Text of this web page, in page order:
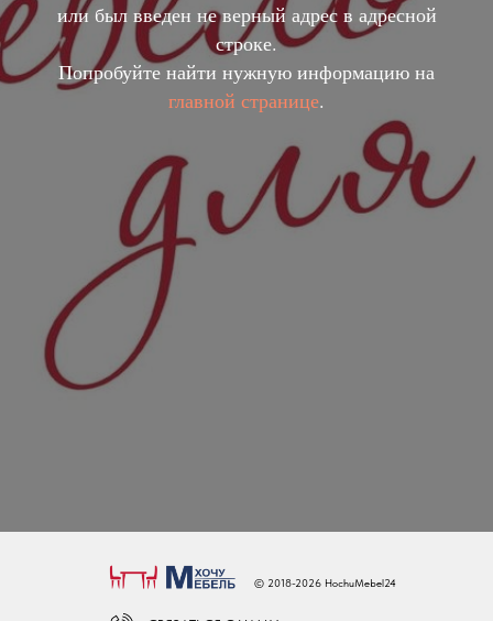
или был введен не верный адрес в адресной
строке.
Попробуйте найти нужную информацию на
главной странице.
© 2018-2026 HochuMebel24